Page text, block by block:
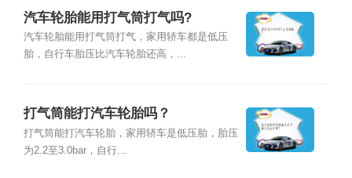
汽车轮胎能用打气筒打气吗?
汽车轮胎能用打气筒打气，家用轿车都是低压
胎，自行车胎压比汽车轮胎还高，...
打气筒能打汽车轮胎吗？
打气筒能打汽车轮胎，家用轿车是低压胎，胎压
为2.2至3.0bar，自行...